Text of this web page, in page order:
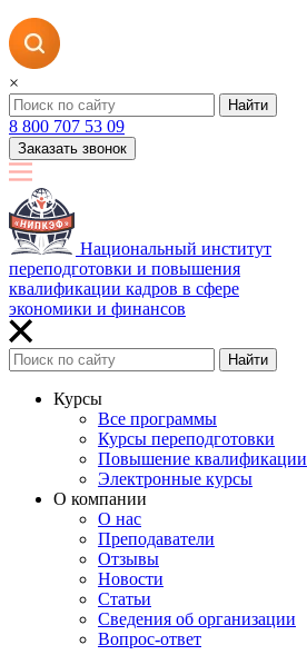
×
Найти
8 800 707 53 09
Заказать звонок
Национальный институт
переподготовки и повышения
квалификации кадров в сфере
экономики и финансов
Найти
Курсы
Все программы
Курсы переподготовки
Повышение квалификации
Электронные курсы
О компании
О нас
Преподаватели
Отзывы
Новости
Статьи
Сведения об организации
Вопрос-ответ